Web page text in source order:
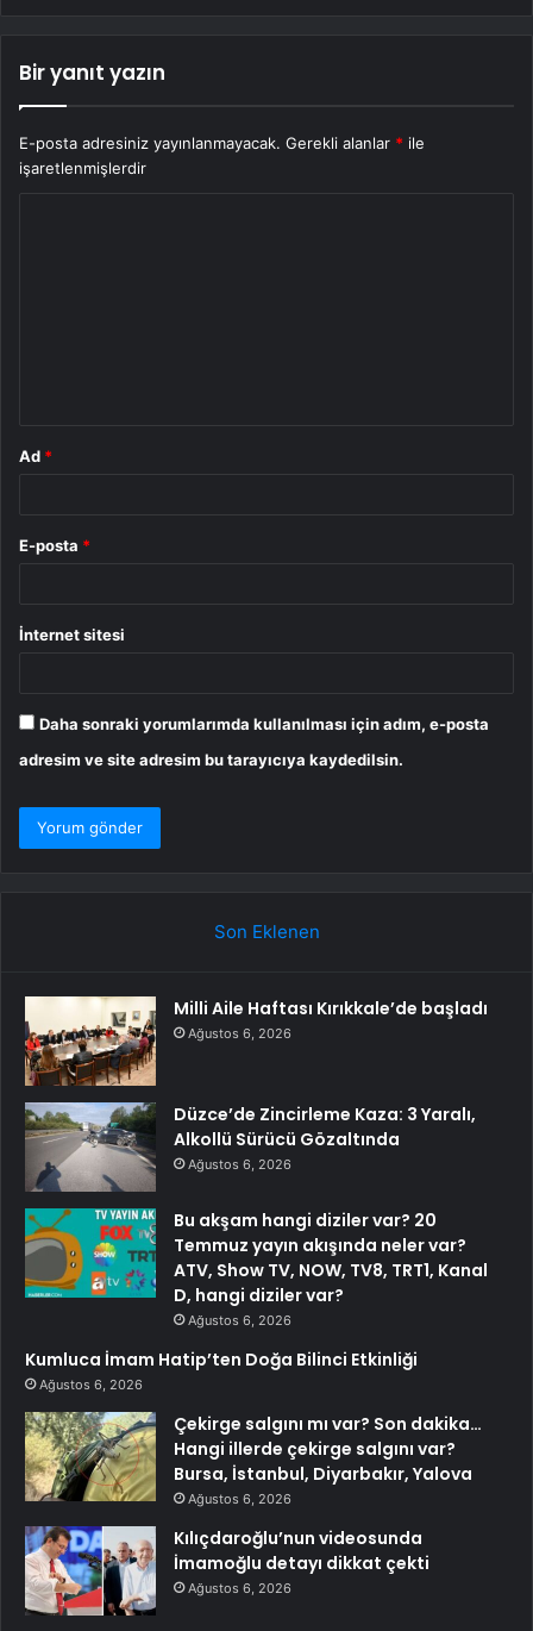
Bir yanıt yazın
E-posta adresiniz yayınlanmayacak. Gerekli alanlar * ile
işaretlenmişlerdir
Ad *
E-posta *
İnternet sitesi
Daha sonraki yorumlarımda kullanılması için adım, e-posta
adresim ve site adresim bu tarayıcıya kaydedilsin.
Son Eklenen
Milli Aile Haftası Kırıkkale’de başladı
Ağustos 6, 2026
Düzce’de Zincirleme Kaza: 3 Yaralı,
Alkollü Sürücü Gözaltında
Ağustos 6, 2026
Bu akşam hangi diziler var? 20
Temmuz yayın akışında neler var?
ATV, Show TV, NOW, TV8, TRT1, Kanal
D, hangi diziler var?
Ağustos 6, 2026
Kumluca İmam Hatip’ten Doğa Bilinci Etkinliği
Ağustos 6, 2026
Çekirge salgını mı var? Son dakika…
Hangi illerde çekirge salgını var?
Bursa, İstanbul, Diyarbakır, Yalova
Ağustos 6, 2026
Kılıçdaroğlu’nun videosunda
İmamoğlu detayı dikkat çekti
Ağustos 6, 2026